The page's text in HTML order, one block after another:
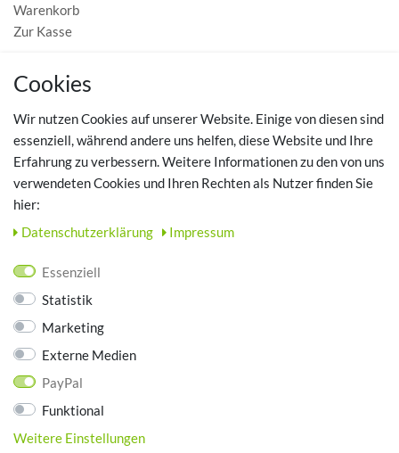
Warenkorb
Zur Kasse
MEIN KONTO
TOP SCHUHTHEMEN
Hausschuhe - Bequeme Schuhe für zuhause
Datenschutz
AGB
Impressum
ZAHLUNGSARTEN
Cookies
Wir nutzen Cookies auf unserer Website. Einige von diesen sind
essenziell, während andere uns helfen, diese Website und Ihre
Erfahrung zu verbessern. Weitere Informationen zu den von uns
verwendeten Cookies und Ihren Rechten als Nutzer finden Sie
hier:
Daten­schutz­erklärung
Impressum
Essenziell
Statistik
Marketing
Externe Medien
PayPal
Funktional
Weitere Einstellungen